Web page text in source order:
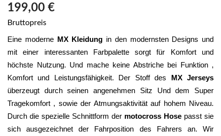
199,00 €
Bruttopreis
Eine moderne MX Kleidung in den modernsten Designs und
mit einer interessanten Farbpalette sorgt für Komfort und
höchste Nutzung. Und mache keine Abstriche bei Funktion ,
Komfort und Leistungsfähigkeit. Der Stoff des
MX Jerseys
überzeugt durch seinen angenehmen Sitz Und dem Super
Tragekomfort , sowie der Atmungsaktivität auf hohem Niveau.
Durch die spezielle Schnittform der motocross Hose passt sie
sich ausgezeichnet der Fahrposition des Fahrers an. Wir